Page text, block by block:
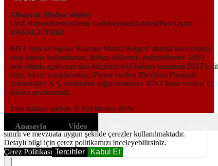
Albayrak Medya Siteleri
GztZ RaporuKetebeDerin TarihSkyroadArkitektPost Öykü
YASAL UYARI
BIST isim ve logosu 'Koruma Marka Belgesi' altında korunmakta
olup izinsiz kullanılamaz, iktibas edilemez, değiştirilemez. BIST
ismi altında açıklanan tüm bilgilerin telif hakları tamamen BIST'e ait
olup, tekrar yayınlanamaz. Piyasa verileri iDealdata Finansal
Teknolojiler A.Ş. tarafından sağlanmaktadır. BİST hisse verileri 15
dakika gecikmelidir.
Tüm hakları saklıdır © Net Medya 2026
Anasayfa Video
Kapat
This is
a modal
The
media
6698 sayılı Kişisel Verilerin Korunması Kanunundaki amaçlar ile
sınırlı ve mevzuata uygun şekilde çerezler kullanılmaktadır.
Detaylı bilgi için çerez politikamızı inceleyebilirsiniz.
Çerez Politikası Tercihler Kabul Et